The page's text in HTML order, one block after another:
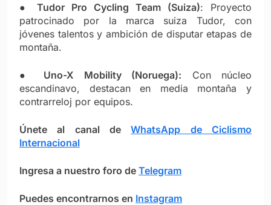
● Tudor Pro Cycling Team (Suiza): Proyecto
patrocinado por la marca suiza Tudor, con
jóvenes talentos y ambición de disputar etapas de
montaña.
● Uno-X Mobility (Noruega): Con núcleo
escandinavo, destacan en media montaña y
contrarreloj por equipos.
Únete al canal deWhatsApp de Ciclismo
Internacional
Ingresa a nuestro foro de Telegram
Puedes encontrarnos en Instagram